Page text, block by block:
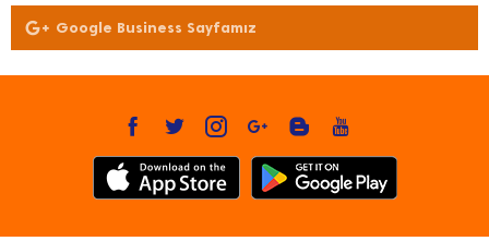
Google Business Sayfamız